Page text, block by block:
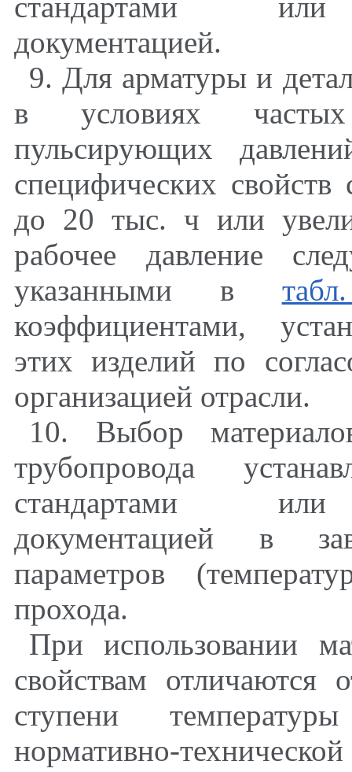
стандартами или
документацией.
9. Для арматуры и
в условиях частых
пульсирующих
специфических свойств
до 20 тыс. ч или
рабочее давление
указанными в
коэффициентами,
этих изделий по
организацией отрасли.
10. Выбор
трубопровода
стандартами или
документацией в
параметров
прохода.
При использовании
свойствам
ступени
нормативно-